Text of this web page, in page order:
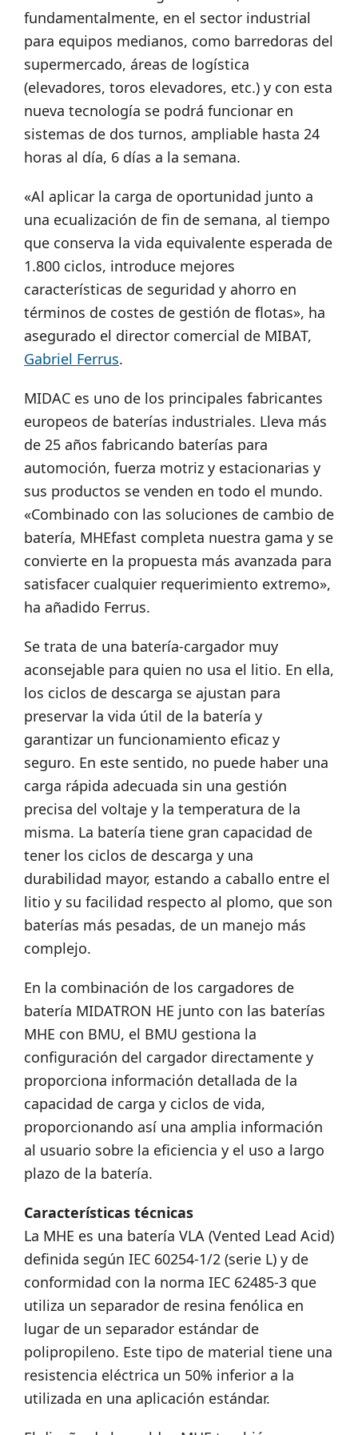
fundamentalmente, en el sector industrial
para equipos medianos, como barredoras del
supermercado, áreas de logística
(elevadores, toros elevadores, etc.) y con esta
nueva tecnología se podrá funcionar en
sistemas de dos turnos, ampliable hasta 24
horas al día, 6 días a la semana.
«Al aplicar la carga de oportunidad junto a
una ecualización de fin de semana, al tiempo
que conserva la vida equivalente esperada de
1.800 ciclos, introduce mejores
características de seguridad y ahorro en
términos de costes de gestión de flotas», ha
asegurado el director comercial de MIBAT,
Gabriel Ferrus.
MIDAC es uno de los principales fabricantes
europeos de baterías industriales. Lleva más
de 25 años fabricando baterías para
automoción, fuerza motriz y estacionarias y
sus productos se venden en todo el mundo.
«Combinado con las soluciones de cambio de
batería, MHEfast completa nuestra gama y se
convierte en la propuesta más avanzada para
satisfacer cualquier requerimiento extremo»,
ha añadido Ferrus.
Se trata de una batería-cargador muy
aconsejable para quien no usa el litio. En ella,
los ciclos de descarga se ajustan para
preservar la vida útil de la batería y
garantizar un funcionamiento eficaz y
seguro. En este sentido, no puede haber una
carga rápida adecuada sin una gestión
precisa del voltaje y la temperatura de la
misma. La batería tiene gran capacidad de
tener los ciclos de descarga y una
durabilidad mayor, estando a caballo entre el
litio y su facilidad respecto al plomo, que son
baterías más pesadas, de un manejo más
complejo.
En la combinación de los cargadores de
batería MIDATRON HE junto con las baterías
MHE con BMU, el BMU gestiona la
configuración del cargador directamente y
proporciona información detallada de la
capacidad de carga y ciclos de vida,
proporcionando así una amplia información
al usuario sobre la eficiencia y el uso a largo
plazo de la batería.
Características técnicas
La MHE es una batería VLA (Vented Lead Acid)
definida según IEC 60254-1/2 (serie L) y de
conformidad con la norma IEC 62485-3 que
utiliza un separador de resina fenólica en
lugar de un separador estándar de
polipropileno. Este tipo de material tiene una
resistencia eléctrica un 50% inferior a la
utilizada en una aplicación estándar.